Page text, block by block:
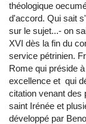
théologique
d'accord. Qui sait
sur le sujet...- on
XVI dès la fin du
service pétrinien.
Rome qui préside
excellence et qui
citation venant des
saint Irénée et
développé par